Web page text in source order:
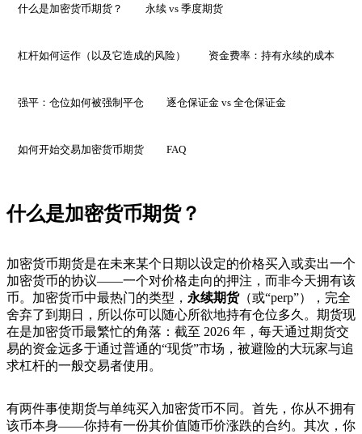
什么是加密货币期货？ 永续 vs 季度期货
杠杆如何运作（以及它造成的风险） 资金费率：持有永续的成本
强平：仓位如何被强制平仓 逐仓保证金 vs 全仓保证金
如何开始交易加密货币期货 FAQ
什么是加密货币期货？
加密货币期货是在未来某个日期以设定的价格买入或卖出一个
加密货币的协议——一个对价格走向的押注，而非今天拥有该
币。加密货币中最热门的类型， 永续期货（或“perp”），完全
舍弃了到期日，所以你可以随心所欲地持有仓位多久。期货现
在是加密货币最繁忙的角落：截至 2026 年，每天通过期货交
易的资金远多于通过普通的“现货”市场，被避险的大玩家与追
求杠杆的一般交易者使用。
有两件事使期货与单纯买入加密货币不同。首先，你从不拥有
该币本身——你持有一份其价值随币价涨跌的合约。其次，你